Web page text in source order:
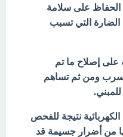
الحفاظ على سلامة
الضارة التي تسبب
على إصلاح ما تم
ومن ثم تساهم
الكهربائية نتيجة للفحص
من أضرار جسيمة قد